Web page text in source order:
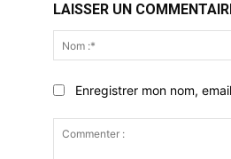
LAISSER UN
Enregistrer mon nom,